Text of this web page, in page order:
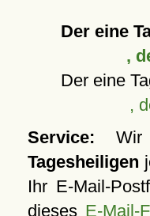
Der eine
,
Der eine
,
Service: Wir
Tagesheiligen
Ihr E-Mail-
dieses E-Mail-